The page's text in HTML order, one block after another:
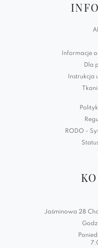
Informacje
Dla
RODO -
Jaśminowa 28